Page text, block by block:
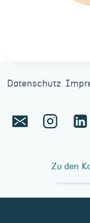
Datenschutz
Zu den